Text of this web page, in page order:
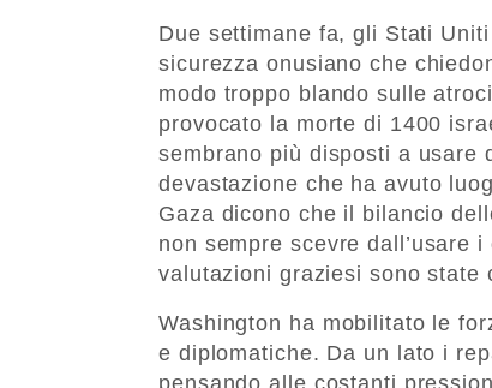
Due settimane fa, gli Stati
sicurezza onusiano che
modo troppo blando sulle
provocato la morte di 1400
sembrano più disposti a usare
devastazione che ha avuto
Gaza dicono che il bilancio
non sempre scevre dall’usare
valutazioni graziesi sono state
Washington ha mobilitato le
e diplomatiche. Da un lato i
pensando alle costanti